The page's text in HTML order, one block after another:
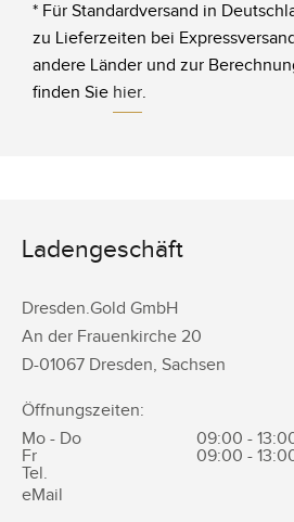
* Für Standardversand in
zu Lieferzeiten bei
andere Länder und zur
finden Sie hier.
Ladengeschäft
Dresden.Gold GmbH
An der Frauenkirche 20
D-01067 Dresden, Sachsen
Öffnungszeiten:
Mo - Do
09:00 -
Fr
09:00 -
Tel.
eMail